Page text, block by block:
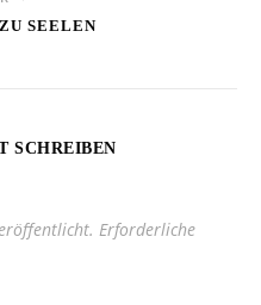
SEELEN
SCHREIBEN
Erforderliche